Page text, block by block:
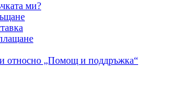
ми?
относно „Помощ и поддръжка“